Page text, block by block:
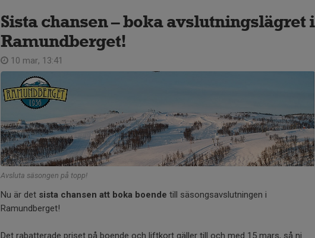
Sista chansen – boka avslutningslägret i
Ramundberget!
10 mar, 13:41
Avsluta säsongen på topp!
Nu är det sista chansen att boka boende till säsongsavslutningen i
Ramundberget!
Det rabatterade priset på boende och liftkort gäller till och med 15 mars, så ni